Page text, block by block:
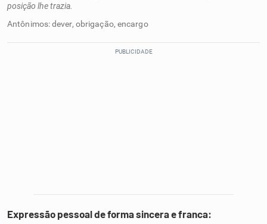
posição lhe trazia.
Antônimos: dever, obrigação, encargo
Expressão pessoal de forma sincera e franca: